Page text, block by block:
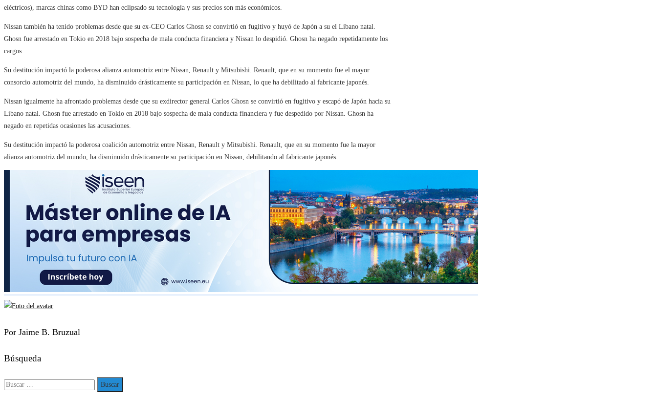
eléctricos), marcas chinas como BYD han eclipsado su tecnología y sus precios son más económicos.
Nissan también ha tenido problemas desde que su ex-CEO Carlos Ghosn se convirtió en fugitivo y huyó de Japón a su el Líbano natal.
Ghosn fue arrestado en Tokio en 2018 bajo sospecha de mala conducta financiera y Nissan lo despidió. Ghosn ha negado repetidamente los
cargos.
Su destitución impactó la poderosa alianza automotriz entre Nissan, Renault y Mitsubishi. Renault, que en su momento fue el mayor
consorcio automotriz del mundo, ha disminuido drásticamente su participación en Nissan, lo que ha debilitado al fabricante japonés.
Nissan igualmente ha afrontado problemas desde que su exdirector general Carlos Ghosn se convirtió en fugitivo y escapó de Japón hacia su
Líbano natal. Ghosn fue arrestado en Tokio en 2018 bajo sospecha de mala conducta financiera y fue despedido por Nissan. Ghosn ha
negado en repetidas ocasiones las acusaciones.
Su destitución impactó la poderosa coalición automotriz entre Nissan, Renault y Mitsubishi. Renault, que en su momento fue la mayor
alianza automotriz del mundo, ha disminuido drásticamente su participación en Nissan, debilitando al fabricante japonés.
Por Jaime B. Bruzual
Búsqueda
Buscar: